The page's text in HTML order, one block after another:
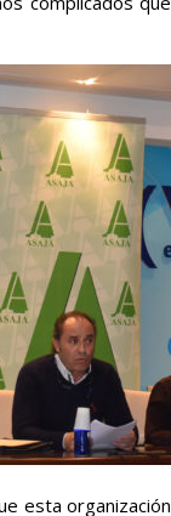
esta organización